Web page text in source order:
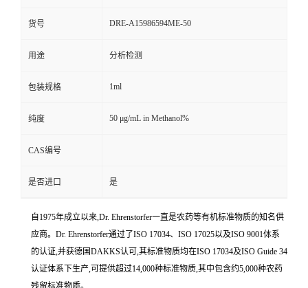
货号 DRE-A15986594ME-50
用途 分析检测
包装规格 1ml
纯度 50 μg/mL in Methanol%
CAS编号
是否进口 是
自1975年成立以来,Dr. Ehrenstorfer一直是农药等有机标准物质的知名供
应商。Dr. Ehrenstorfer通过了ISO 17034、ISO 17025以及ISO 9001体系
的认证,并获德国DAKKS认可,其标准物质均在ISO 17034及ISO Guide 34
认证体系下生产,可提供超过14,000种标准物质,其中包含约5,000种农药
残留标准物质。